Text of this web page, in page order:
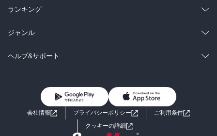
雑誌・グラビア
BL・TL
ラノベ
雑誌・グラビア
BL・TL
総合
ラノベ
雑誌・グラビア
ランキング
総合
ラノベ
ジャンル
コミック
ライトノベル 男子向けラノベ
小説
ヘルプ&サポート
よくあるご質問 お問い合わせ
会社情報 プライバシーポリシー
ご利用条件
クッキーの詳細